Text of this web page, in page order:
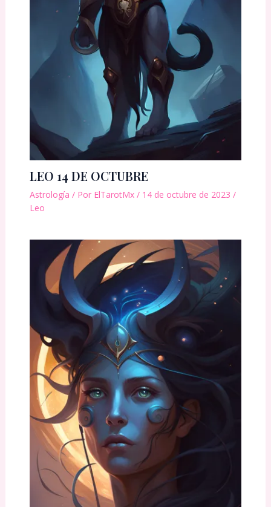
LEO 14 DE OCTUBRE
Astrología / Por ElTarotMx / 14 de octubre de 2023 /
Leo